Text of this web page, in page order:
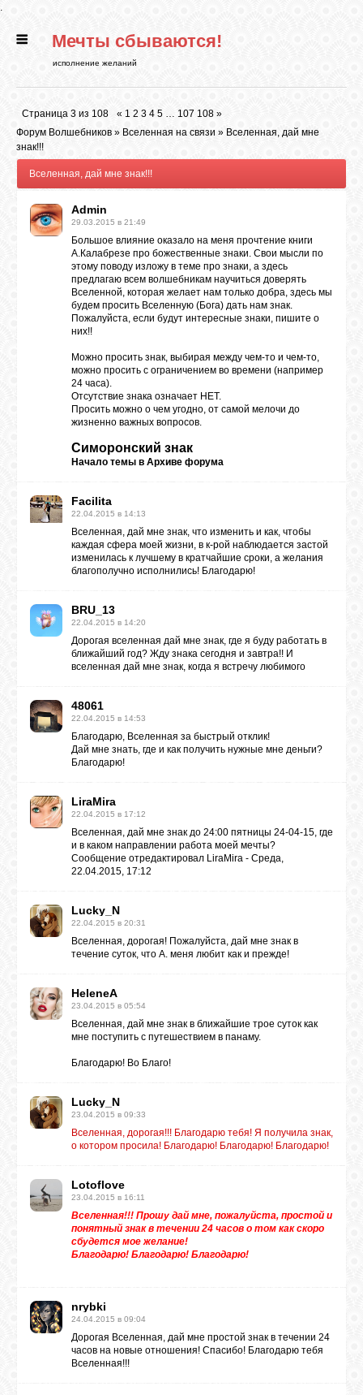
.
ГЛАВНАЯ
РИТУАЛЫ
ФОРУМ
СОННИК
ГОРОСКОП
FACEBOOK
Мечты сбываются!
исполнение желаний
Страница 3 из 108 « 1 2 3 4 5 … 107 108 »
Форум Волшебников » Вселенная на связи » Вселенная, дай мне
знак!!!
Вселенная, дай мне знак!!!
Admin
29.03.2015 в 21:49
Большое влияние оказало на меня прочтение книги
А.Калабрезе про божественные знаки. Свои мысли по
этому поводу изложу в теме про знаки, а здесь
предлагаю всем волшебникам научиться доверять
Вселенной, которая желает нам только добра, здесь мы
будем просить Вселенную (Бога) дать нам знак.
Пожалуйста, если будут интересные знаки, пишите о
них!!
Можно просить знак, выбирая между чем-то и чем-то,
можно просить с ограничением во времени (например
24 часа).
Отсутствие знака означает НЕТ.
Просить можно о чем угодно, от самой мелочи до
жизненно важных вопросов.
Симоронский знак
Начало темы в Архиве форума
Facilita
22.04.2015 в 14:13
Вселенная, дай мне знак, что изменить и как, чтобы
каждая сфера моей жизни, в к-рой наблюдается застой
изменилась к лучшему в кратчайшие сроки, а желания
благополучно исполнились! Благодарю!
BRU_13
22.04.2015 в 14:20
Дорогая вселенная дай мне знак, где я буду работать в
ближайший год? Жду знака сегодня и завтра!! И
вселенная дай мне знак, когда я встречу любимого
48061
22.04.2015 в 14:53
Благодарю, Вселенная за быстрый отклик!
Дай мне знать, где и как получить нужные мне деньги?
Благодарю!
LiraMira
22.04.2015 в 17:12
Вселенная, дай мне знак до 24:00 пятницы 24-04-15, где
и в каком направлении работа моей мечты?
Сообщение отредактировал LiraMira - Среда,
22.04.2015, 17:12
Lucky_N
22.04.2015 в 20:31
Вселенная, дорогая! Пожалуйста, дай мне знак в
течение суток, что А. меня любит как и прежде!
HeleneA
23.04.2015 в 05:54
Вселенная, дай мне знак в ближайшие трое суток как
мне поступить с путешествием в панаму.
Благодарю! Во Благо!
Lucky_N
23.04.2015 в 09:33
Вселенная, дорогая!!! Благодарю тебя! Я получила знак,
о котором просила! Благодарю! Благодарю! Благодарю!
Lotoflove
23.04.2015 в 16:11
Вселенная!!! Прошу дай мне, пожалуйста, простой и
понятный знак в течении 24 часов о том как скоро
сбудется мое желание!
Благодарю! Благодарю! Благодарю!
nrybki
24.04.2015 в 09:04
Дорогая Вселенная, дай мне простой знак в течении 24
часов на новые отношения! Спасибо! Благодарю тебя
Вселенная!!!